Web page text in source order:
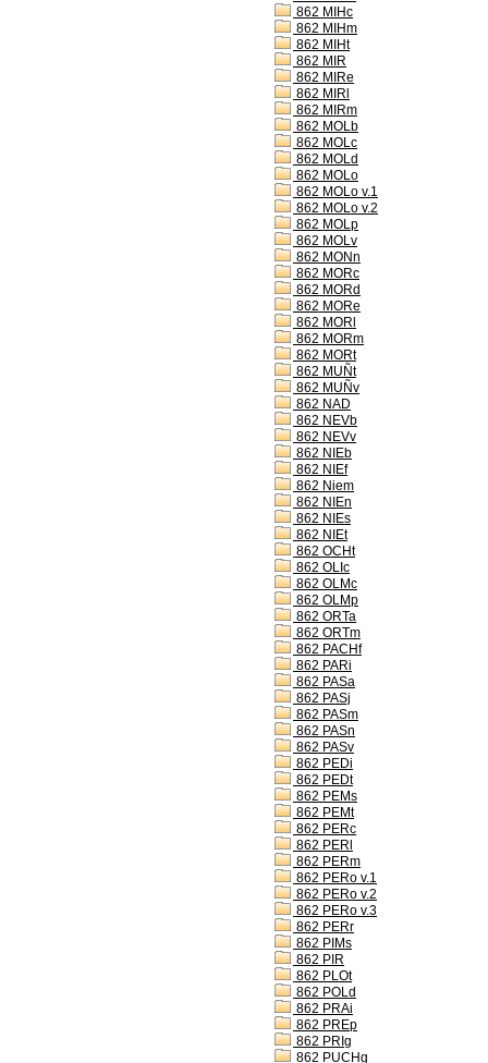
862 MIHc
862 MIHm
862 MIHt
862 MIR
862 MIRe
862 MIRl
862 MIRm
862 MOLb
862 MOLc
862 MOLd
862 MOLo
862 MOLo v.1
862 MOLo v.2
862 MOLp
862 MOLv
862 MONn
862 MORc
862 MORd
862 MORe
862 MORl
862 MORm
862 MORt
862 MUÑt
862 MUÑv
862 NAD
862 NEVb
862 NEVv
862 NIEb
862 NIEf
862 Niem
862 NIEn
862 NIEs
862 NIEt
862 OCHt
862 OLIc
862 OLMc
862 OLMp
862 ORTa
862 ORTm
862 PACHf
862 PARi
862 PASa
862 PASj
862 PASm
862 PASn
862 PASv
862 PEDi
862 PEDt
862 PEMs
862 PEMt
862 PERc
862 PERl
862 PERm
862 PERo v.1
862 PERo v.2
862 PERo v.3
862 PERr
862 PIMs
862 PIR
862 PLOt
862 POLd
862 PRAi
862 PREp
862 PRIg
862 PUCHg